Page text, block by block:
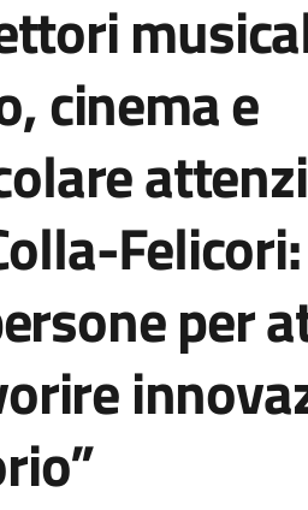
cinema e
Felicori:
per